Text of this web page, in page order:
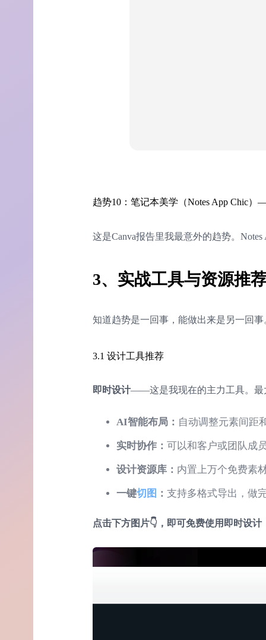
趋势10：笔记本美学（Notes App Chic
这是Canva报告里我最意外的趋势。Notes
3、实战工具与资源推
知道趋势是一回事，能做出来是另一回
3.1 设计工具推荐
即时设计——这是我现在的主力工具。最
AI智能布局： 自动调整元素间距
实时协作： 可以和客户或团队成
设计资源库： 内置上万个免费素
一键切图 ： 支持多格式导出，做
点击下方图片👇，即可免费使用即时设